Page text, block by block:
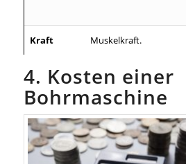
Kraft Muskelkraft.
4. Kosten einer
Bohrmaschine